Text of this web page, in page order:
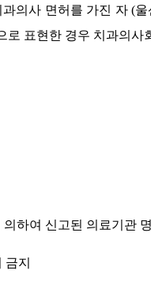
의사 면허를 가진 자 (
표현한 경우 치과의사
하여 신고된 의료기관
지